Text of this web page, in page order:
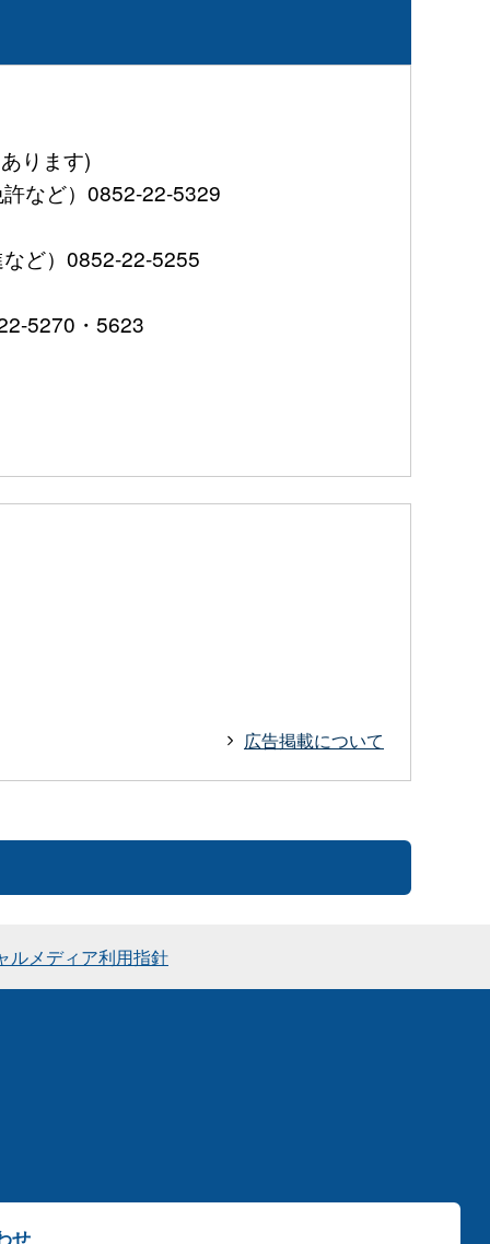
ります)
など）0852-22-5329
ど）0852-22-5255
5270・5623
広告掲載について
ルメディア利用指針
せ